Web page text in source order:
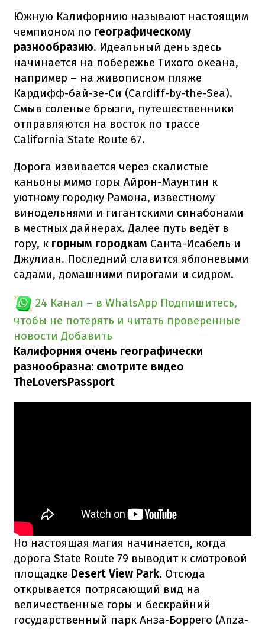
Южную Калифорнию называют настоящим
чемпионом по географическому
разнообразию. Идеальный день здесь
начинается на побережье Тихого океана,
например – на живописном пляже
Кардифф-бай-зе-Си (Cardiff-by-the-Sea).
Смыв соленые брызги, путешественники
отправляются на восток по трассе
California State Route 67.
Дорога извивается через скалистые
каньоны мимо горы Айрон-Маунтин к
уютному городку Рамона, известному
винодельнями и гигантскими синабонами
в местных дайнерах. Далее путь ведёт в
гору, к горным городкам Санта-Исабель и
Джулиан. Последний славится яблоневыми
садами, домашними пирогами и сидром.
24 Канал – в WhatsApp Подпишитесь,
чтобы не потерять и читать проверенные
новости Добавить
Калифорния очень географически
разнообразна: смотрите видео
TheLoversPassport
Но настоящая магия начинается, когда
дорога State Route 79 выводит к смотровой
площадке Desert View Park. Отсюда
открывается потрясающий вид на
величественные горы и бескрайний
государственный парк Анза-Боррего (Anza-